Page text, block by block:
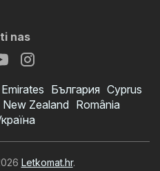
nas
България Cyprus
New Zealand România
Letkomat.hr.